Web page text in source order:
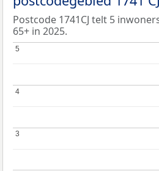
Postcode 1741CJ telt 5
65+ in 2025.
3
3
4
4
5
5